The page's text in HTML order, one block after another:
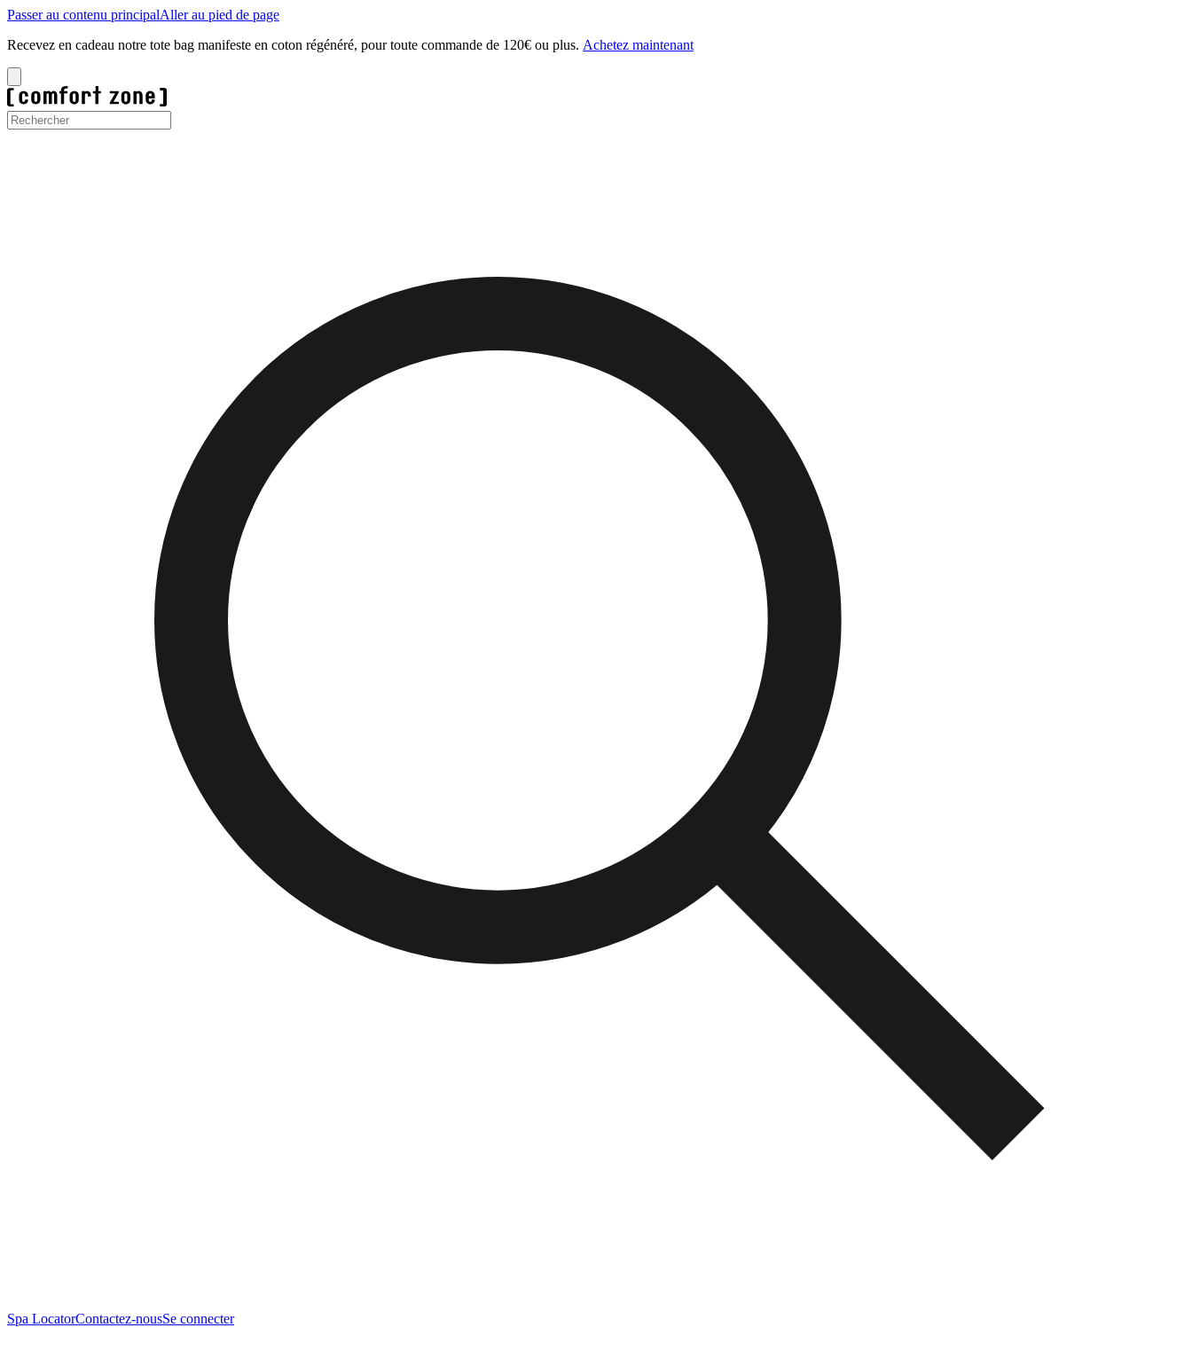
Passer au contenu principalAller au pied de page
Livraison gratuite dès 65€.Acheter maintenant
Spa LocatorContactez-nousSe connecter